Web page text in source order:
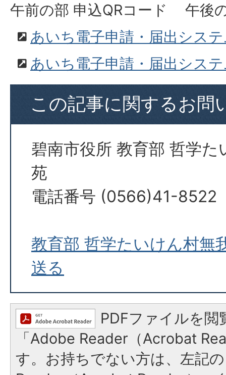
午前の部 申込QRコード
午後
あいち電子申請・届出シス
あいち電子申請・届出シス
この記事に関するお問
碧南市役所 教育部 哲学た
苑
電話番号 (0566)41-8522
教育部 哲学たいけん村無
送る
PDFファイルを閲
「Adobe Reader（Acrobat
す。お持ちでない方は、左記